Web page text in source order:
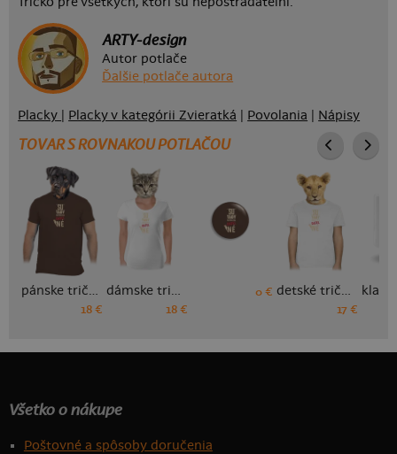
ARTY-design
Autor potlače
Ďalšie potlače autora
Placky Placky v kategórii Zvieratká Povolania Nápisy
TOVAR S ROVNAKOU POTLAČOU
pánske tričko
18 €
dámske tričko
18 €
0 € detské tričko
17 €
Všetko o nákupe
Poštovné a spôsoby doručenia